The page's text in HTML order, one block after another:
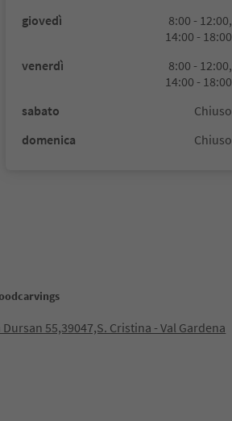
giovedì
8:00 - 12:00,
14:00 - 18:00
venerdì
8:00 - 12:00,
14:00 - 18:00
sabato
Chiuso
domenica
Chiuso
55,39047,S. Cristina - Val Gardena